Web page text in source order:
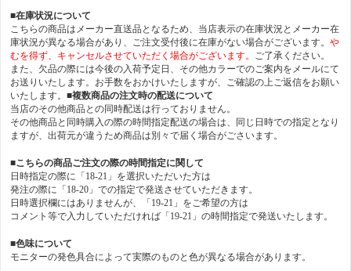
■在庫状況について
こちらの商品はメーカー直送品となるため、当店表示の在庫状況とメーカー在
庫状況が異なる場合があり、ご注文受付後に在庫がない場合がございます。 や
むを得ず、キャンセルさせていただく場合がございます。 ご了承ください。
また、欠品の際には今後の入荷予定日、その他カラーでのご案内をメールにて
お送りいたします。お手数をおかけいたしますが、ご確認の上ご返信をお願い
いたします。 ■複数商品の注文時の配送について
当店のその他商品との同時配送は行っておりません。
その他商品と同時購入の際の時間指定配送の場合は、同じ日時での指定となり
ますが、出荷元が違うため商品は別々で届く場合がごさいます。
■こちらの商品ご注文の際の時間指定に関して
日時指定の際に「18-21」を選択いただいた方は
発注の際に「18-20」での指定で発送させていただきます。
日時選択欄にはありませんが、「19-21」をご希望の方は
コメント等で入力していただければ「19-21」の時間指定で発送いたします。
■色味について
モニターの発色具合によって実際のものと色が異なる場合があります。